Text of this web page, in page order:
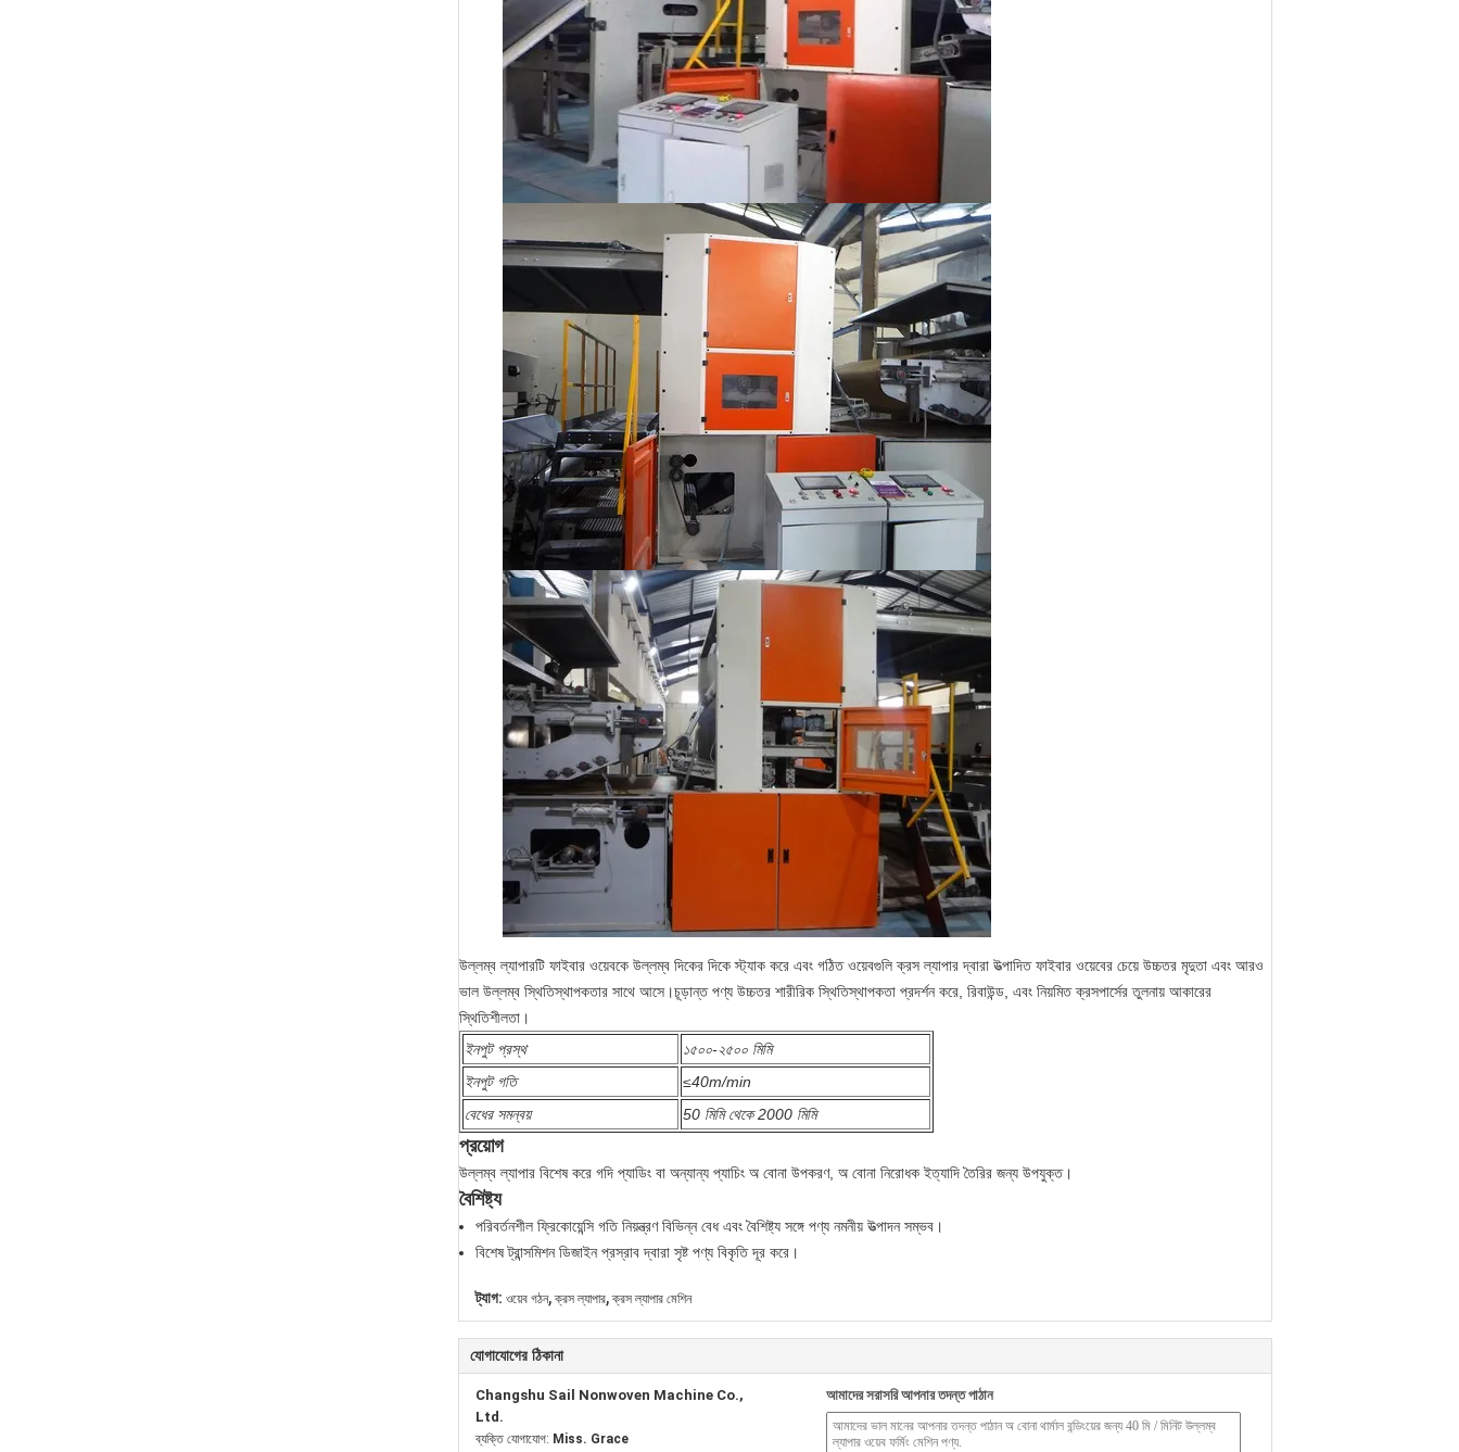
উল্লম্ব ল্যাপারটি ফাইবার ওয়েবকে উল্লম্ব দিকের দিকে স্ট্যাক করে এবং গঠিত ওয়েবগুলি ক্রস ল্যাপার দ্বারা উত্পাদিত ফাইবার ওয়েবের চেয়ে উচ্চতর মৃদুতা এবং আরও
ভাল উল্লম্ব স্থিতিস্থাপকতার সাথে আসে।চূড়ান্ত পণ্য উচ্চতর শারীরিক স্থিতিস্থাপকতা প্রদর্শন করে, রিবাউন্ড, এবং নিয়মিত ক্রসপার্সের তুলনায় আকারের
স্থিতিশীলতা।
ইনপুট প্রস্থ
১৫০০-২৫০০ মিমি
ইনপুট গতি
≤40m/min
বেধের সমন্বয়
50 মিমি থেকে 2000 মিমি
প্রয়োগ
উল্লম্ব ল্যাপার বিশেষ করে গদি প্যাডিং বা অন্যান্য প্যাচিং অ বোনা উপকরণ, অ বোনা নিরোধক ইত্যাদি তৈরির জন্য উপযুক্ত।
বৈশিষ্ট্য
পরিবর্তনশীল ফ্রিকোয়েন্সি গতি নিয়ন্ত্রণ বিভিন্ন বেধ এবং বৈশিষ্ট্য সঙ্গে পণ্য নমনীয় উত্পাদন সম্ভব।
বিশেষ ট্রান্সমিশন ডিজাইন প্রস্রাব দ্বারা সৃষ্ট পণ্য বিকৃতি দূর করে।
ট্যাগ: ওয়েব গঠন, ক্রস ল্যাপার, ক্রস ল্যাপার মেশিন
যোগাযোগের ঠিকানা
Changshu Sail Nonwoven Machine Co.,
Ltd.
ব্যক্তি যোগাযোগ: Miss. Grace
আমাদের সরাসরি আপনার তদন্ত পাঠান